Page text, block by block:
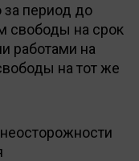
за период до
свободы на срок
работами на
на тот же